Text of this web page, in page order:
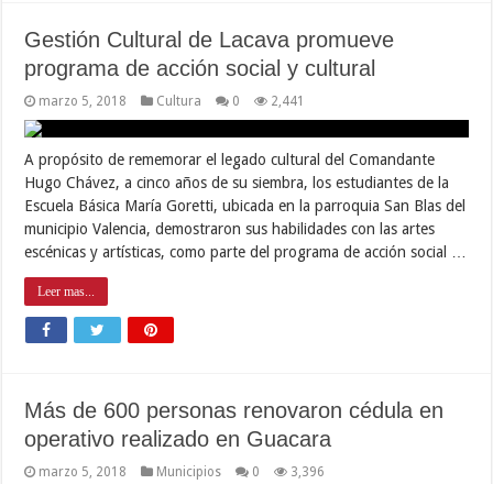
Gestión Cultural de Lacava promueve
programa de acción social y cultural
marzo 5, 2018 Cultura 0 2,441
A propósito de rememorar el legado cultural del Comandante
Hugo Chávez, a cinco años de su siembra, los estudiantes de la
Escuela Básica María Goretti, ubicada en la parroquia San Blas del
municipio Valencia, demostraron sus habilidades con las artes
escénicas y artísticas, como parte del programa de acción social …
Leer mas...
Más de 600 personas renovaron cédula en
operativo realizado en Guacara
marzo 5, 2018 Municipios 0 3,396